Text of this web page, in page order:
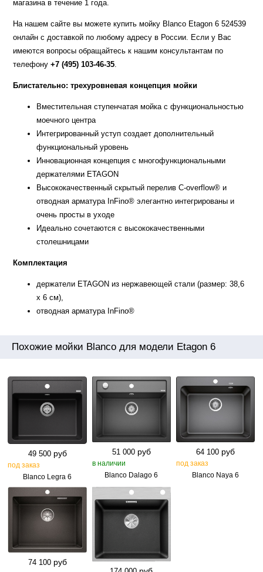
магазина в течение 1 года.
На нашем сайте вы можете купить мойку Blanco Etagon 6 524539
онлайн с доставкой по любому адресу в России. Если у Вас
имеются вопросы обращайтесь к нашим консультантам по
телефону+7 (495) 103-46-35.
Блистательно: трехуровневая концепция мойки
Вместительная ступенчатая мойка с функциональностью
моечного центра
Интегрированный уступ создает дополнительный
функциональный уровень
Инновационная концепция с многофункциональными
держателями ETAGON
Высококачественный скрытый перелив C-overflow® и
отводная арматура InFino® элегантно интегрированы и
очень просты в уходе
Идеально сочетаются с высококачественными
столешницами
Комплектация
держатели ETAGON из нержавеющей стали (размер: 38,6
х 6 см),
отводная арматура InFino®
Похожие мойки Blanco для модели Etagon 6
49 500 руб
под заказ
Blanco Legra 6
51 000 руб
в наличии
Blanco Dalago 6
64 100 руб
под заказ
Blanco Naya 6
74 100 руб